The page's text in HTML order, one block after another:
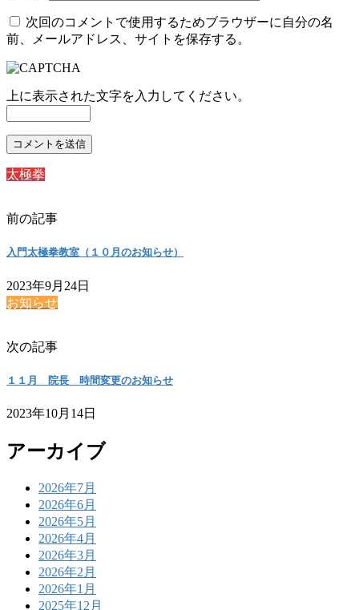
次回のコメントで使用するためブラウザーに自分の名
前、メールアドレス、サイトを保存する。
上に表示された文字を入力してください。
太極拳
前の記事
入門太極拳教室（１０月のお知らせ）
2023年9月24日
お知らせ
次の記事
１１月 院長 時間変更のお知らせ
2023年10月14日
アーカイブ
2026年7月
2026年6月
2026年5月
2026年4月
2026年3月
2026年2月
2026年1月
2025年12月